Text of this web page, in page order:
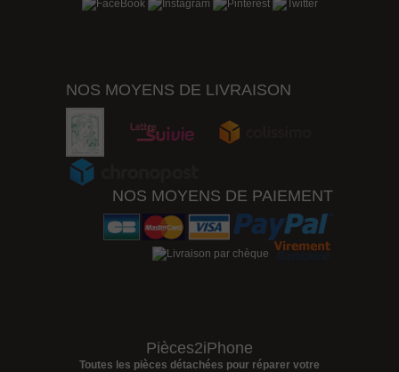
NOS MOYENS DE LIVRAISON
NOS MOYENS DE PAIEMENT
Pièces2iPhone
Toutes les pièces détachées pour réparer votre